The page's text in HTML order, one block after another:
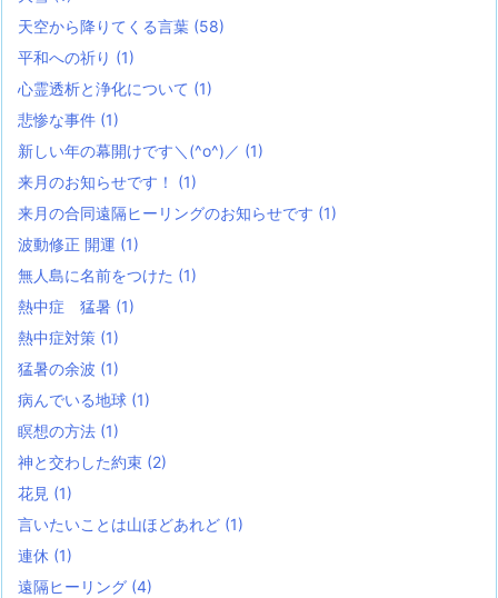
天空から降りてくる言葉 (58)
平和への祈り (1)
心霊透析と浄化について (1)
悲惨な事件 (1)
新しい年の幕開けです＼(^o^)／ (1)
来月のお知らせです！ (1)
来月の合同遠隔ヒーリングのお知らせです (1)
波動修正 開運 (1)
無人島に名前をつけた (1)
熱中症 猛暑 (1)
熱中症対策 (1)
猛暑の余波 (1)
病んでいる地球 (1)
瞑想の方法 (1)
神と交わした約束 (2)
花見 (1)
言いたいことは山ほどあれど (1)
連休 (1)
遠隔ヒーリング (4)